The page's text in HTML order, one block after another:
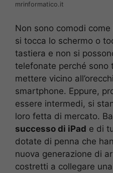
mrinformatico.it
Non sono comodi
si tocca lo schermo o
tastiera e non si
telefonate perché sono
mettere vicino
smartphone. Eppure,
essere intermedi, si
loro fetta di mercato.
successo di iPad e di
dotate di penna che
nuova generazione di
costretti a collegare